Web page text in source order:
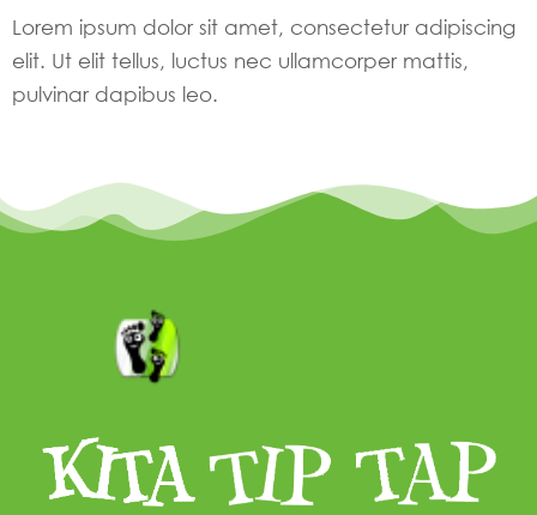
Lorem ipsum dolor sit amet, consectetur adipiscing
elit. Ut elit tellus, luctus nec ullamcorper mattis,
pulvinar dapibus leo.